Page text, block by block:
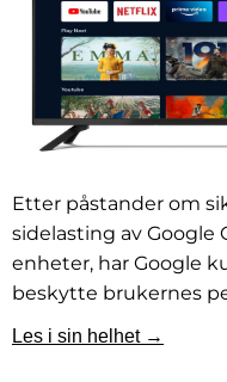
Etter påstander om
sidelasting av Google
enheter, har Google
beskytte brukernes
Les i sin helhet →